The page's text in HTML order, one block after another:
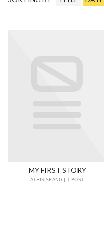
MY FIRST STORY
ATHISISPANG | 1 POST